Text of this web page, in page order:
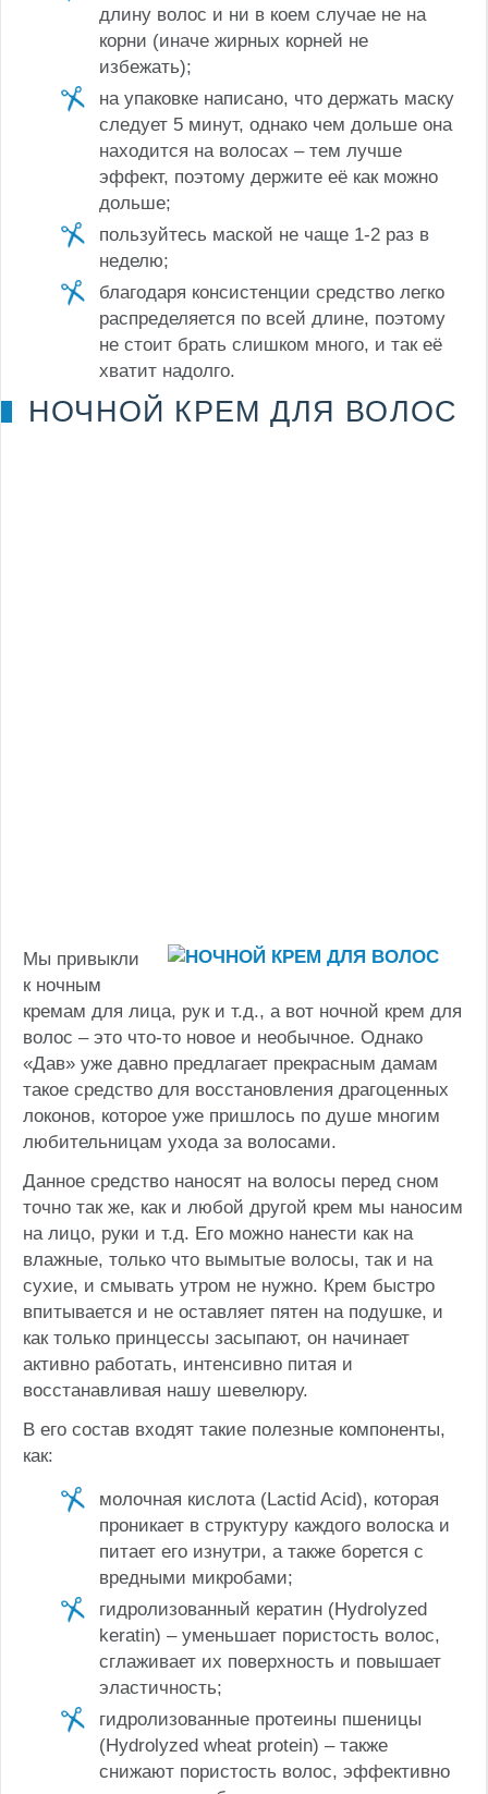
длину волос и ни в коем случае не на
корни (иначе жирных корней не
избежать);
на упаковке написано, что держать маску
следует 5 минут, однако чем дольше она
находится на волосах – тем лучше
эффект, поэтому держите её как можно
дольше;
пользуйтесь маской не чаще 1-2 раз в
неделю;
благодаря консистенции средство легко
распределяется по всей длине, поэтому
не стоит брать слишком много, и так её
хватит надолго.
НОЧНОЙ КРЕМ ДЛЯ ВОЛОС
Мы привыкли
к ночным
кремам для лица, рук и т.д., а вот ночной крем для
волос – это что-то новое и необычное. Однако
«Дав» уже давно предлагает прекрасным дамам
такое средство для восстановления драгоценных
локонов, которое уже пришлось по душе многим
любительницам ухода за волосами.
Данное средство наносят на волосы перед сном
точно так же, как и любой другой крем мы наносим
на лицо, руки и т.д. Его можно нанести как на
влажные, только что вымытые волосы, так и на
сухие, и смывать утром не нужно. Крем быстро
впитывается и не оставляет пятен на подушке, и
как только принцессы засыпают, он начинает
активно работать, интенсивно питая и
восстанавливая нашу шевелюру.
В его состав входят такие полезные компоненты,
как:
молочная кислота (Lactid Acid), которая
проникает в структуру каждого волоска и
питает его изнутри, а также борется с
вредными микробами;
гидролизованный кератин (Hydrolyzed
keratin) – уменьшает пористость волос,
сглаживает их поверхность и повышает
эластичность;
гидролизованные протеины пшеницы
(Hydrolyzed wheat protein) – также
снижают пористость волос, эффективно